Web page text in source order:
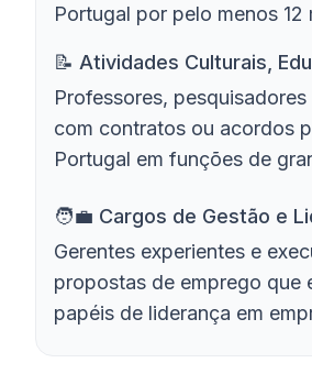
Portugal por pelo menos 12
📝 Atividades Culturais,
Professores,
com contratos ou acordos
Portugal em funções de
🧑‍💼️ Cargos de Gestão e
Gerentes experientes e
propostas de emprego que
papéis de liderança em